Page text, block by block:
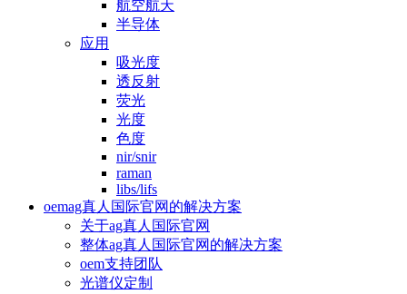
航空航天
半导体
应用
吸光度
透反射
荧光
光度
色度
nir/snir
raman
libs/lifs
oemag真人国际官网的解决方案
关于ag真人国际官网
整体ag真人国际官网的解决方案
oem支持团队
光谱仪定制